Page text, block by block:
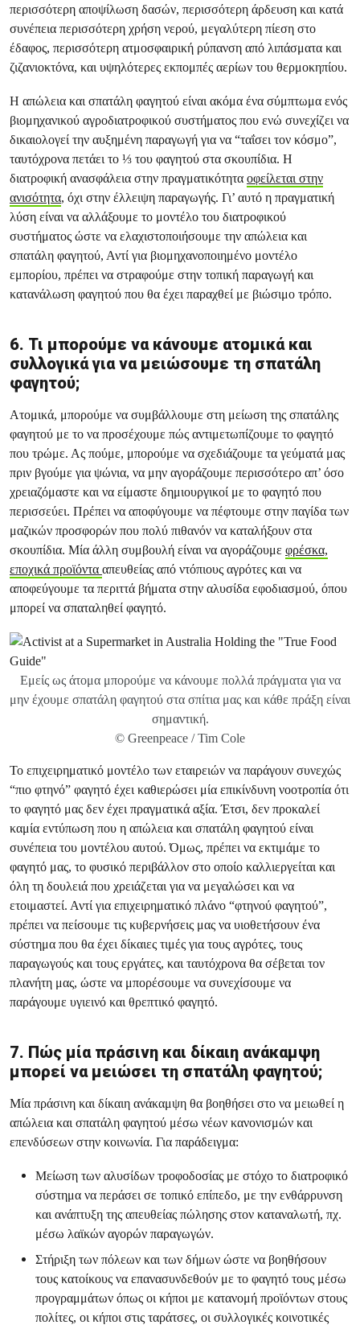
περισσότερη αποψίλωση δασών, περισσότερη άρδευση και κατά
συνέπεια περισσότερη χρήση νερού, μεγαλύτερη πίεση στο
έδαφος, περισσότερη ατμοσφαιρική ρύπανση από λιπάσματα και
ζιζανιοκτόνα, και υψηλότερες εκπομπές αερίων του θερμοκηπίου.
Η απώλεια και σπατάλη φαγητού είναι ακόμα ένα σύμπτωμα ενός
βιομηχανικού αγροδιατροφικού συστήματος που ενώ συνεχίζει να
δικαιολογεί την αυξημένη παραγωγή για να “ταΐσει τον κόσμο”,
ταυτόχρονα πετάει το ⅓ του φαγητού στα σκουπίδια. Η
διατροφική ανασφάλεια στην πραγματικότητα οφείλεται στην
ανισότητα, όχι στην έλλειψη παραγωγής. Γι’ αυτό η πραγματική
λύση είναι να αλλάξουμε το μοντέλο του διατροφικού
συστήματος ώστε να ελαχιστοποιήσουμε την απώλεια και
σπατάλη φαγητού, Αντί για βιομηχανοποιημένο μοντέλο
εμπορίου, πρέπει να στραφούμε στην τοπική παραγωγή και
κατανάλωση φαγητού που θα έχει παραχθεί με βιώσιμο τρόπο.
6. Τι μπορούμε να κάνουμε ατομικά και
συλλογικά για να μειώσουμε τη σπατάλη
φαγητού;
Ατομικά, μπορούμε να συμβάλλουμε στη μείωση της σπατάλης
φαγητού με το να προσέχουμε πώς αντιμετωπίζουμε το φαγητό
που τρώμε. Ας πούμε, μπορούμε να σχεδιάζουμε τα γεύματά μας
πριν βγούμε για ψώνια, να μην αγοράζουμε περισσότερο απ’ όσο
χρειαζόμαστε και να είμαστε δημιουργικοί με το φαγητό που
περισσεύει. Πρέπει να αποφύγουμε να πέφτουμε στην παγίδα των
μαζικών προσφορών που πολύ πιθανόν να καταλήξουν στα
σκουπίδια. Μία άλλη συμβουλή είναι να αγοράζουμε φρέσκα,
εποχικά προϊόντα απευθείας από ντόπιους αγρότες και να
αποφεύγουμε τα περιττά βήματα στην αλυσίδα εφοδιασμού, όπου
μπορεί να σπαταληθεί φαγητό.
Εμείς ως άτομα μπορούμε να κάνουμε πολλά πράγματα για να
μην έχουμε σπατάλη φαγητού στα σπίτια μας και κάθε πράξη είναι
σημαντική.
© Greenpeace / Tim Cole
Το επιχειρηματικό μοντέλο των εταιρειών να παράγουν συνεχώς
“πιο φτηνό” φαγητό έχει καθιερώσει μία επικίνδυνη νοοτροπία ότι
το φαγητό μας δεν έχει πραγματικά αξία. Έτσι, δεν προκαλεί
καμία εντύπωση που η απώλεια και σπατάλη φαγητού είναι
συνέπεια του μοντέλου αυτού. Όμως, πρέπει να εκτιμάμε το
φαγητό μας, το φυσικό περιβάλλον στο οποίο καλλιεργείται και
όλη τη δουλειά που χρειάζεται για να μεγαλώσει και να
ετοιμαστεί. Αντί για επιχειρηματικό πλάνο “φτηνού φαγητού”,
πρέπει να πείσουμε τις κυβερνήσεις μας να υιοθετήσουν ένα
σύστημα που θα έχει δίκαιες τιμές για τους αγρότες, τους
παραγωγούς και τους εργάτες, και ταυτόχρονα θα σέβεται τον
πλανήτη μας, ώστε να μπορέσουμε να συνεχίσουμε να
παράγουμε υγιεινό και θρεπτικό φαγητό.
7. Πώς μία πράσινη και δίκαιη ανάκαμψη
μπορεί να μειώσει τη σπατάλη φαγητού;
Μία πράσινη και δίκαιη ανάκαμψη θα βοηθήσει στο να μειωθεί η
απώλεια και σπατάλη φαγητού μέσω νέων κανονισμών και
επενδύσεων στην κοινωνία. Για παράδειγμα:
Μείωση των αλυσίδων τροφοδοσίας με στόχο το διατροφικό
σύστημα να περάσει σε τοπικό επίπεδο, με την ενθάρρυνση
και ανάπτυξη της απευθείας πώλησης στον καταναλωτή, πχ.
μέσω λαϊκών αγορών παραγωγών.
Στήριξη των πόλεων και των δήμων ώστε να βοηθήσουν
τους κατοίκους να επανασυνδεθούν με το φαγητό τους μέσω
προγραμμάτων όπως οι κήποι με κατανομή προϊόντων στους
πολίτες, οι κήποι στις ταράτσες, οι συλλογικές κοινοτικές